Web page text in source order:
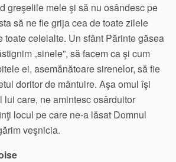
greşelile mele şi să nu osândesc pe
să ne fie grija cea de toate zilele
toate celelalte. Un sfânt Părinte găsea
„sinele”, să facem ca şi cum
ei, asemănătoare sirenelor, să fie
doritor de mântuire. Aşa omul îşi
lui care, ne amintesc osârduitor
locul pe care ne-a lăsat Domnul
veşnicia.